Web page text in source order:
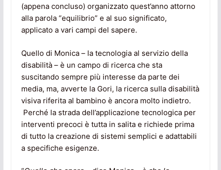
(appena concluso) organizzato quest’anno attorno
alla parola “equilibrio” e al suo significato,
applicato a vari campi del sapere.
Quello di Monica – la tecnologia al servizio della
disabilità – è un campo di ricerca che sta
suscitando sempre più interesse da parte dei
media, ma, avverte la Gori, la ricerca sulla disabilità
visiva riferita al bambino è ancora molto indietro.
Perché la strada dell’applicazione tecnologica per
interventi precoci è tutta in salita e richiede prima
di tutto la creazione di sistemi semplici e adattabili
a specifiche esigenze.